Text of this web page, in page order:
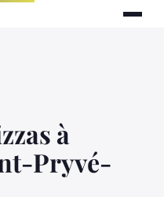
à
Pryvé-